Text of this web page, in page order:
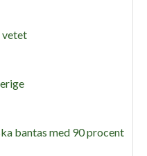
vetet
bantas med 90 procent